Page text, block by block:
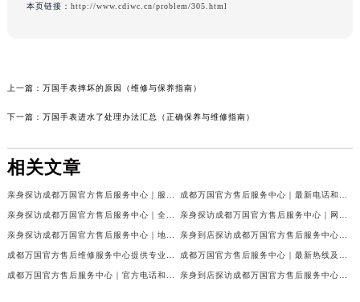
本页链接： http://www.cdiwc.cn/problem/305.html
上一篇： 万国手表摔坏的原因（维修与保养指南）
下一篇： 万国手表进水了处理办法汇总（正确保养与维修指南）
相关文章